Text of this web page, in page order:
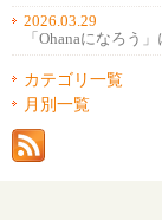
2026.03.29
「Ohanaになろう
カテゴリ一覧
月別一覧